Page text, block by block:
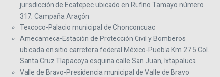
jurisdicción de Ecatepec ubicado en Rufino Tamayo número
317, Campaña Aragón
Texcoco-Palacio municipal de Chonconcuac
Amecameca-Estación de Protección Civil y Bomberos
ubicada en sitio carretera federal México-Puebla Km 27.5 Col.
Santa Cruz Tlapacoya esquina calle San Juan, Ixtapaluca
Valle de Bravo-Presidencia municipal de Valle de Bravo